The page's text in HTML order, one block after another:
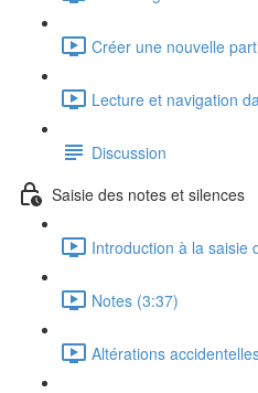
Créer une nouvelle
Lecture et navigation
Discussion
Saisie des notes et silences
Introduction à la saisie
Notes (3:37)
Altérations